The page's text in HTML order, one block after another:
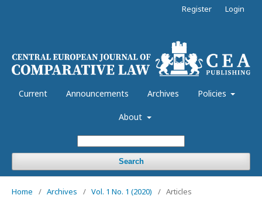
Current Announcements Archives Policies
About
Search
Register Login
Home / Archives / Vol. 1 No. 1 (2020) / Articles